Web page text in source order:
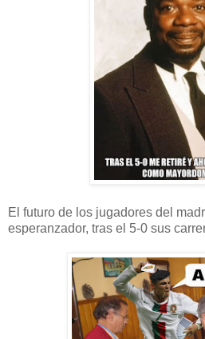
El futuro de los jugadores del
esperanzador, tras el 5-0 sus